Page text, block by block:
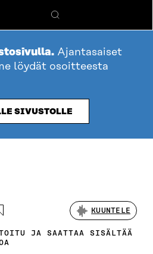
Hae
Ajantasaiset
löydät osoitteesta
SIVUSTOLLE
KUUNTELE
JA SAATTAA SISÄLTÄÄ